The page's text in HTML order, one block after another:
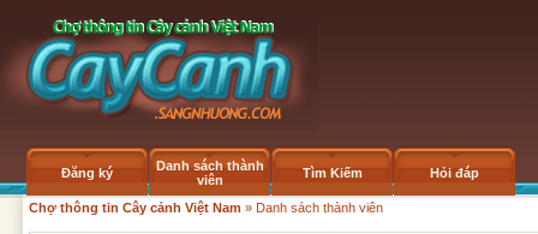
Đăng ký
Danh sách thành
viên
Tìm Kiếm Hỏi đáp
Chợ thông tin Cây cảnh Việt Nam » Danh sách thành viên